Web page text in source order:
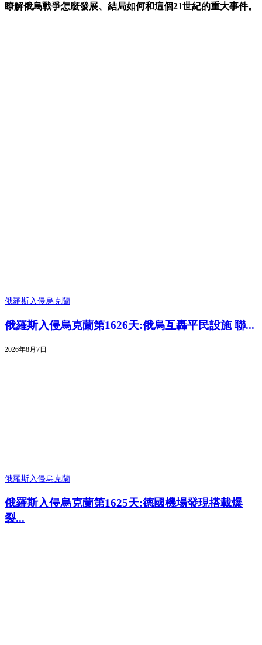
瞭解俄烏戰爭怎麼發展、結局如何和這個21世紀的重大事件。
俄羅斯入侵烏克蘭
俄羅斯入侵烏克蘭第1626天:俄烏互轟平民設施 聯...
2026年8月7日
俄羅斯入侵烏克蘭
俄羅斯入侵烏克蘭第1625天:德國機場發現搭載爆
裂...